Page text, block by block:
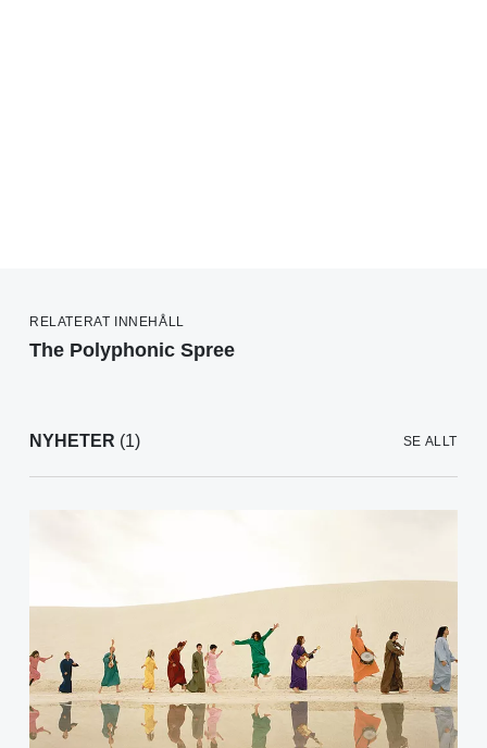
RELATERAT INNEHÅLL
The Polyphonic Spree
NYHETER (1) SE ALLT